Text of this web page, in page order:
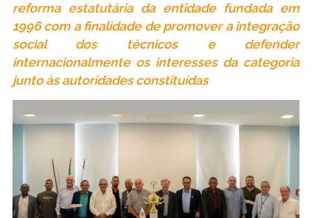
reforma estatutária da entidade fundada em
1996 com a finalidade de promover a integração
social dos técnicos e defender
internacionalmente os interesses da categoria
junto às autoridades constituídas